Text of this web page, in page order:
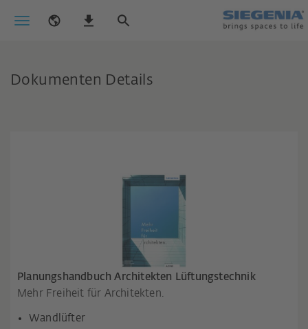
Dokumenten Details
Planungshandbuch Architekten Lüftungstechnik
Mehr Freiheit für Architekten.
Wandlüfter